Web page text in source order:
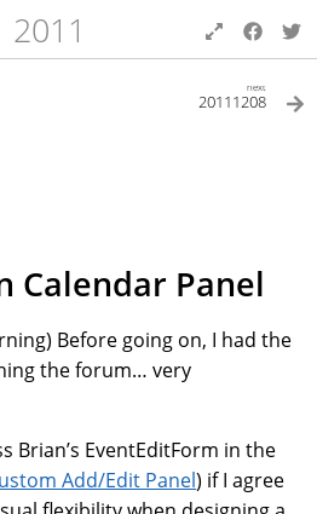
2011
next
20111208
Calendar Panel
Before going on, I had the
the forum… very
Brian’s EventEditForm in the
Add/Edit Panel) if I agree